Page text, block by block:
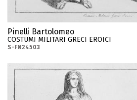
Pinelli Bartolomeo
COSTUMI MILITARI GRECI EROICI
S-FN24503